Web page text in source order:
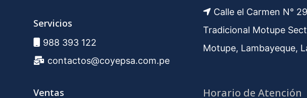
Servicios
988 393 122
contactos@coyepsa.com.pe
Ventas
Calle el Carmen N°
Tradicional Motupe
Motupe, Lambayeque,
Horario de Atención